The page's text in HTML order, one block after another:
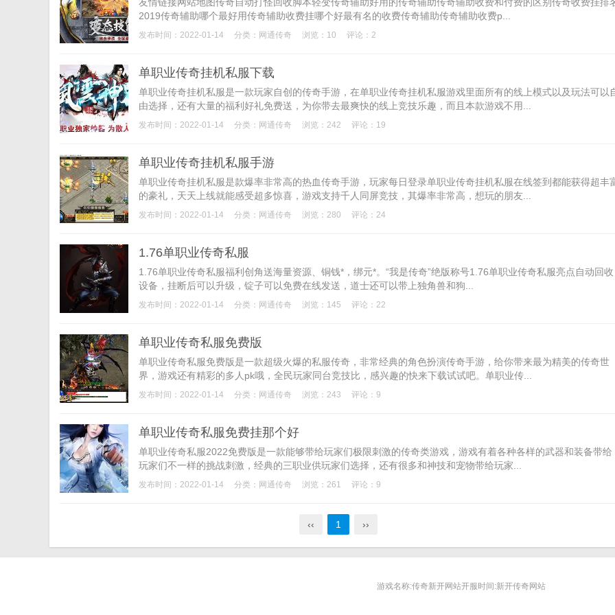
2019传奇辅助哪个最好用传奇辅助收费挂哪个好最有名的收费传奇辅助传奇辅助收费p...
发布时间：2022-01-14 分类： 网通传奇 浏览：10 评论：2
单职业传奇挂机私服下载
单职业传奇挂机私服是一款玩家自创的传奇手游，在单职业传奇挂机私服游戏里面所有的线上模式以及玩法可以
由选择，还有大量的福利好礼免费送，为你带去最爽快的线上竞技乐趣，而且本款游戏不用...
发布时间：2022-01-14 分类： 网通传奇 浏览：242 评论：19
单职业传奇挂机私服手游
单职业传奇挂机私服是款爆率非常高的热血传奇手游，玩家每日登录单职业传奇挂机私服在线签到都能获得超丰
的豪礼，天天上线就能感受超多惊喜，游戏支持千人同屏竞技，其爆率非常高，想玩的朋友...
发布时间：2022-01-14 分类： 网通传奇 浏览：280 评论：24
1.76单职业传奇私服
1.76单职业传奇私服福利创角送海量资源、铜钱*，绑元*。“我是传奇”绝版称号1.76单职业传奇私服亮点自动回收
设备，挂断后可以升级，锭子可以免费在线发送，道士还可以带上独角兽和狗...
发布时间：2022-01-14 分类： 网通传奇 浏览：145 评论：22
单职业传奇私服免费版
单职业传奇私服免费版是一款超级火爆的私服传奇，非常经典的角色扮演传奇手游，给你带来最为精美的传奇世
界，游戏还有精彩的多人pk哦，全民玩家同台竞技比，感兴趣的快来下载试试吧。单职业传...
发布时间：2022-01-14 分类： 网通传奇 浏览：243 评论：9
单职业传奇私服免费挂那个好
单职业传奇私服2022免费版是一款能够带给玩家们极限刺激的传奇类游戏，游戏有着各种各样的武器和装备带给
玩家们不一样的挑战刺激，经典的三职业供玩家们选择，还有很多和神技和宠物带给玩家...
发布时间：2022-01-14 分类： 网通传奇 浏览：261 评论：9
‹‹ 1 ››
游戏名称:传奇新开网站开服时间:新开传奇网站